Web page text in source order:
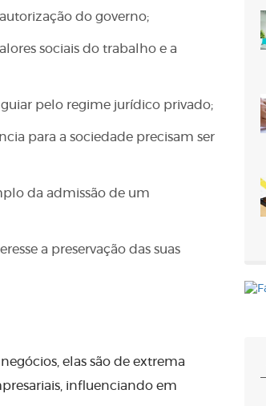
do governo;
sociais do trabalho e a
pelo regime jurídico privado;
para a sociedade precisam ser
da admissão de um
a preservação das suas
elas são de extrema
influenciando em